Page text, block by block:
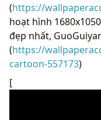
(https://
hoạt hình
đẹp nhất,
(https://
cartoon-557173)
[